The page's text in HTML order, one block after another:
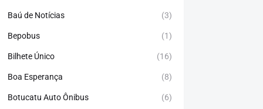
Baú de Notícias (3)
Bepobus (1)
Bilhete Único (16)
Boa Esperança (8)
Botucatu Auto Ônibus (6)